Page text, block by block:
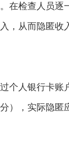
在检查人员逐
，从而隐匿收
个人银行卡账
），实际隐匿